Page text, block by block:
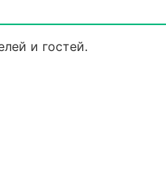
и гостей.